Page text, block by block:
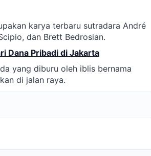
karya terbaru sutradara André
dan Brett Bedrosian.
Dana Pribadi di Jakarta
yang diburu oleh iblis bernama
di jalan raya.